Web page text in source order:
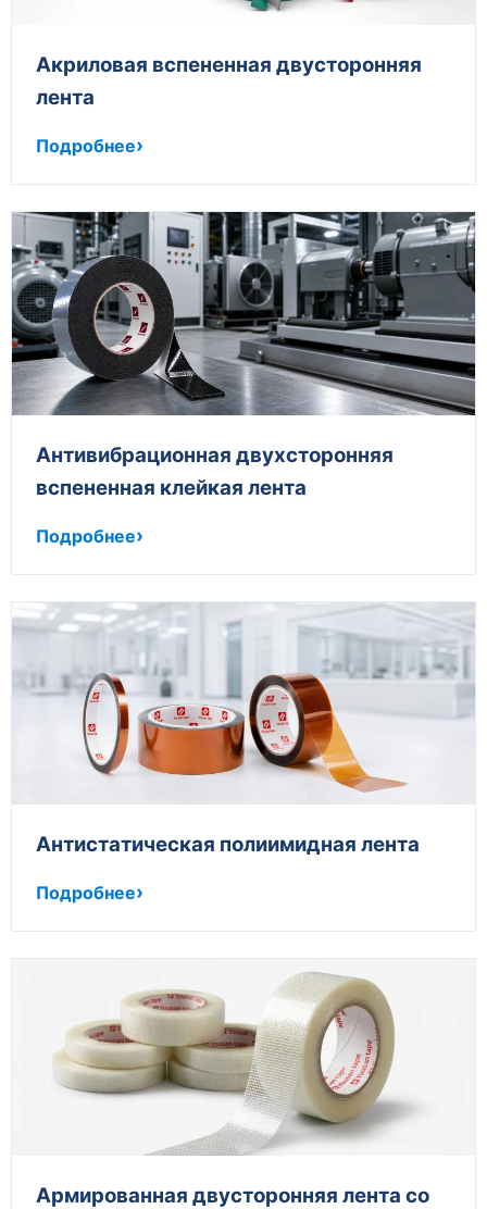
Акриловая вспененная двусторонняя
лента
Подробнее
Антивибрационная двухсторонняя
вспененная клейкая лента
Подробнее
Антистатическая полиимидная лента
Подробнее
Армированная двусторонняя лента со